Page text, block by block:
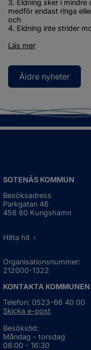
3. Eldning sker i
medför endast ringa
och
4. Eldning inte strider
Läs mer
Äldre nyheter
SOTENÄS KOMMUN
Besöksadress
Parkgatan 46
456 80 Kungshamn
Hitta hit
Organisationsnummer:
212000-1322
KONTAKTA KOMMUNEN
Telefon: 0523-66 40 00
Skicka e-post
Besökstid:
Måndag - torsdag
08:00 - 16:30